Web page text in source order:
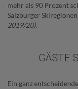
mehr als 90 Prozent
Salzburger Skiregionen.
2019/20).
GÄSTE
Ein ganz